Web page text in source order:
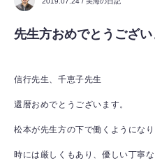
先生方おめでとうござい
信行先生、千恵子先生
還暦おめでとうございます。
松本が先生方の下で働くようにな
時には厳しくもあり、優しい丁寧